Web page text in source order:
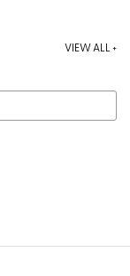
VIEW ALL +